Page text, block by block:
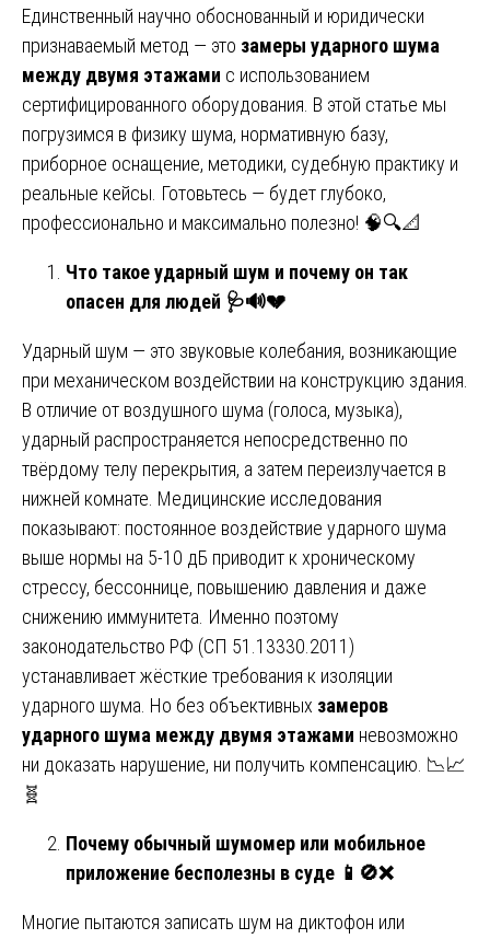
Единственный научно обоснованный и юридически
признаваемый метод — это замеры ударного шума
между двумя этажами с использованием
сертифицированного оборудования. В этой статье мы
погрузимся в физику шума, нормативную базу,
приборное оснащение, методики, судебную практику и
реальные кейсы. Готовьтесь — будет глубоко,
профессионально и максимально полезно! 🧠🔍📐
Что такое ударный шум и почему он так
опасен для людей 🩺🔊💔
Ударный шум — это звуковые колебания, возникающие
при механическом воздействии на конструкцию здания.
В отличие от воздушного шума (голоса, музыка),
ударный распространяется непосредственно по
твёрдому телу перекрытия, а затем переизлучается в
нижней комнате. Медицинские исследования
показывают: постоянное воздействие ударного шума
выше нормы на 5-10 дБ приводит к хроническому
стрессу, бессоннице, повышению давления и даже
снижению иммунитета. Именно поэтому
законодательство РФ (СП 51.13330.2011)
устанавливает жёсткие требования к изоляции
ударного шума. Но без объективных замеров
ударного шума между двумя этажами невозможно
ни доказать нарушение, ни получить компенсацию. 📉📈
🧬
Почему обычный шумомер или мобильное
приложение бесполезны в суде 📱🚫❌
Многие пытаются записать шум на диктофон или